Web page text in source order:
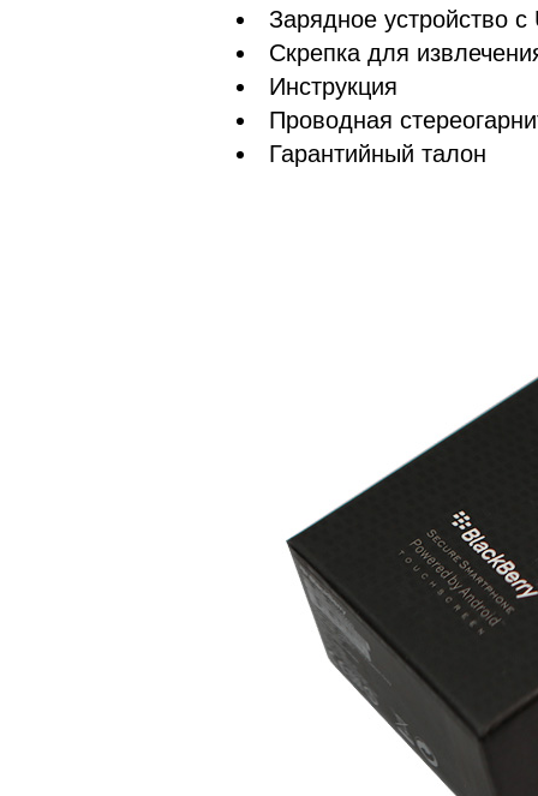
Зарядное устройство
Скрепка для
Инструкция
Проводная
Гарантийный талон